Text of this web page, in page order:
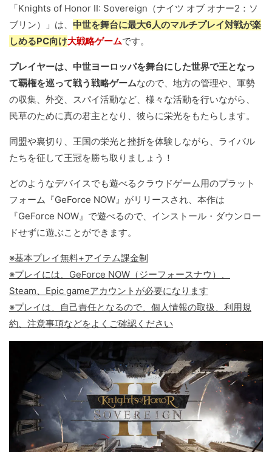
「Knights of Honor II: Sovereign（ナイツ オブ オナー2：ソ
ブリン）」は、 中世を舞台に最大6人のマルチプレイ対戦が楽
しめるPC向け大戦略ゲームです。
プレイヤーは、中世ヨーロッパを舞台にした世界で王となっ
て覇権を巡って戦う戦略ゲームなので、地方の管理や、軍勢
の収集、外交、スパイ活動など、様々な活動を行いながら、
民草のために真の君主となり、彼らに栄光をもたらします。
同盟や裏切り、王国の栄光と挫折を体験しながら、ライバル
たちを征して王冠を勝ち取りましょう！
どのようなデバイスでも遊べるクラウドゲーム用のプラット
フォーム『GeForce NOW』がリリースされ、本作は
『GeForce NOW』で遊べるので、インストール・ダウンロー
ドせずに遊ぶことができます。
※基本プレイ無料+アイテム課金制
※プレイには、GeForce NOW（ジーフォースナウ）、
Steam、Epic gameアカウントが必要になります
※プレイは、自己責任となるので、個人情報の取扱、利用規
約、注意事項などをよくご確認ください